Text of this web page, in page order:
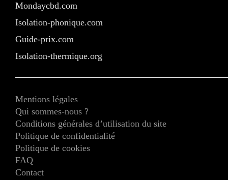
Mondaycbd.com
Isolation-phonique.com
Guide-prix.com
Isolation-thermique.org
Mentions légales
Qui sommes-nous ?
Conditions générales d’utilisation du site
Politique de confidentialité
Politique de cookies
FAQ
Contact